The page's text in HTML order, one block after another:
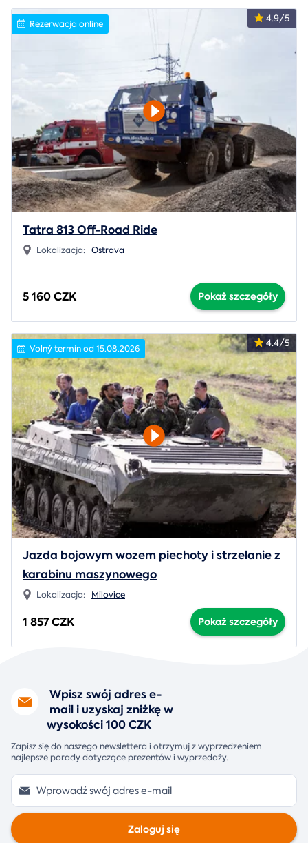
4.9/5
Rezerwacja online
Tatra 813 Off-Road Ride
Lokalizacja: Ostrava
5 160 CZK Pokaż szczegóły
4.4/5
Volný termín od 15.08.2026
Jazda bojowym wozem piechoty i strzelanie z
karabinu maszynowego
Lokalizacja: Milovice
1 857 CZK Pokaż szczegóły
Wpisz swój adres e-
mail i uzyskaj zniżkę w
wysokości 100 CZK
Zapisz się do naszego newslettera i otrzymuj z wyprzedzeniem
najlepsze porady dotyczące prezentów i wyprzedaży.
Zaloguj się